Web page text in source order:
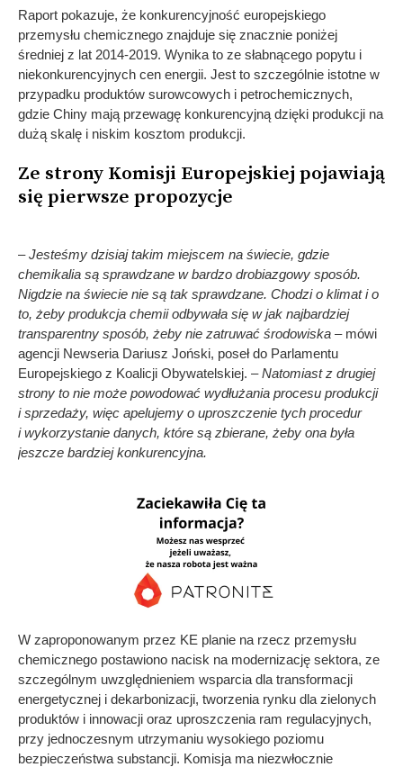
Raport pokazuje, że konkurencyjność europejskiego
przemysłu chemicznego znajduje się znacznie poniżej
średniej z lat 2014-2019. Wynika to ze słabnącego popytu i
niekonkurencyjnych cen energii. Jest to szczególnie istotne w
przypadku produktów surowcowych i petrochemicznych,
gdzie Chiny mają przewagę konkurencyjną dzięki produkcji na
dużą skalę i niskim kosztom produkcji.
Ze strony Komisji Europejskiej pojawiają
się pierwsze propozycje
– Jesteśmy dzisiaj takim miejscem na świecie, gdzie
chemikalia są sprawdzane w bardzo drobiazgowy sposób.
Nigdzie na świecie nie są tak sprawdzane. Chodzi o klimat i o
to, żeby produkcja chemii odbywała się w jak najbardziej
transparentny sposób, żeby nie zatruwać środowiska – mówi
agencji Newseria Dariusz Joński, poseł do Parlamentu
Europejskiego z Koalicji Obywatelskiej. –Natomiast z drugiej
strony to nie może powodować wydłużania procesu produkcji
i sprzedaży, więc apelujemy o uproszczenie tych procedur
i wykorzystanie danych, które są zbierane, żeby ona była
jeszcze bardziej konkurencyjna.
W zaproponowanym przez KE planie na rzecz przemysłu
chemicznego postawiono nacisk na modernizację sektora, ze
szczególnym uwzględnieniem wsparcia dla transformacji
energetycznej i dekarbonizacji, tworzenia rynku dla zielonych
produktów i innowacji oraz uproszczenia ram regulacyjnych,
przy jednoczesnym utrzymaniu wysokiego poziomu
bezpieczeństwa substancji. Komisja ma niezwłocznie